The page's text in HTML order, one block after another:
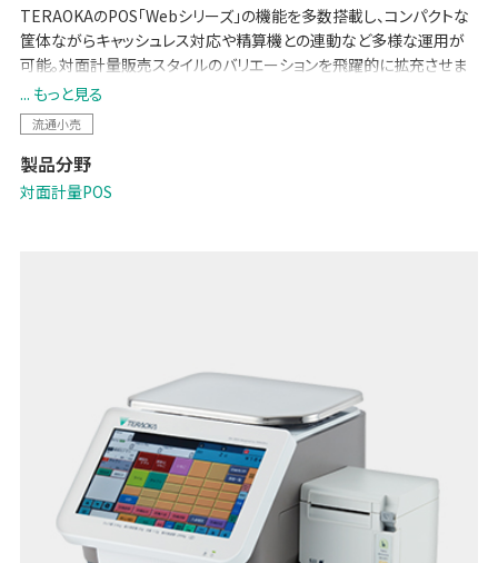
TERAOKAのPOS「Webシリーズ」の機能を多数搭載し、コンパクトな
筐体ながらキャッシュレス対応や精算機との連動など多様な運用が
可能。対面計量販売スタイルのバリエーションを飛躍的に拡充させま
す。
クラウドサービス「netDoA」や顧客サーバーとの上位接続も容易にな
り、店頭販売と本部オペレーションの両面で効率化を実現します。
... もっと見る
流通小売
製品分野
対面計量POS